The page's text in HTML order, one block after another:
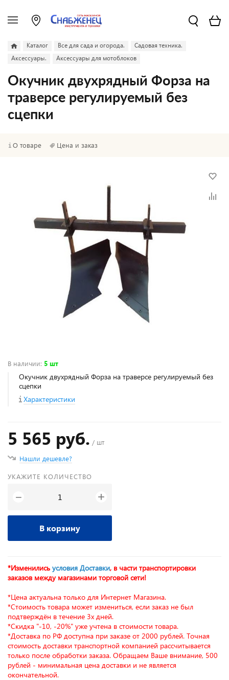
Каталог Все для сада и огорода.
Садовая техника.
Аксессуары.
Аксессуары для мотоблоков
Окучник двухрядный Форза на
траверсе регулируемый без
сцепки
О товаре Цена и заказ
В наличии: 5 шт
Окучник двухрядный Форза на траверсе регулируемый без
сцепки
Характеристики
5 565 руб. / шт
Нашли дешевле?
УКАЖИТЕ КОЛИЧЕСТВО
− +
В корзину
*Изменились условия Доставки, в части транспортировки
заказов между магазинами торговой сети!
*Цена актуальна только для Интернет Магазина.
*Стоимость товара может измениться, если заказ не был
подтверждён в течение 3х дней.
*Скидка "-10, -20%" уже учтена в стоимости товара.
*Доставка по РФ доступна при заказе от 2000 рублей. Точная
стоимость доставки транспортной компанией рассчитывается
только после обработки заказа. Обращаем Ваше внимание, 500
рублей - минимальная цена доставки и не является
окончательной.